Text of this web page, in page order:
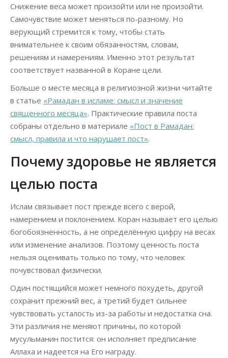
Снижение веса может произойти или не произойти.
Самочувствие может меняться по-разному. Но
верующий стремится к тому, чтобы стать
внимательнее к своим обязанностям, словам,
решениям и намерениям. Именно этот результат
соответствует названной в Коране цели.
Больше о месте месяца в религиозной жизни читайте
в статье «Рамадан в исламе: смысл и значение
священного месяца». Практические правила поста
собраны отдельно в материале «Пост в Рамадан:
смысл, правила и что нарушает пост».
Почему здоровье не является
целью поста
Ислам связывает пост прежде всего с верой,
намерением и поклонением. Коран называет его целью
богобоязненность, а не определённую цифру на весах
или изменение анализов. Поэтому ценность поста
нельзя оценивать только по тому, что человек
почувствовал физически.
Один постящийся может немного похудеть, другой
сохранит прежний вес, а третий будет сильнее
чувствовать усталость из-за работы и недостатка сна.
Эти различия не меняют причины, по которой
мусульманин постится: он исполняет предписание
Аллаха и надеется на Его награду.